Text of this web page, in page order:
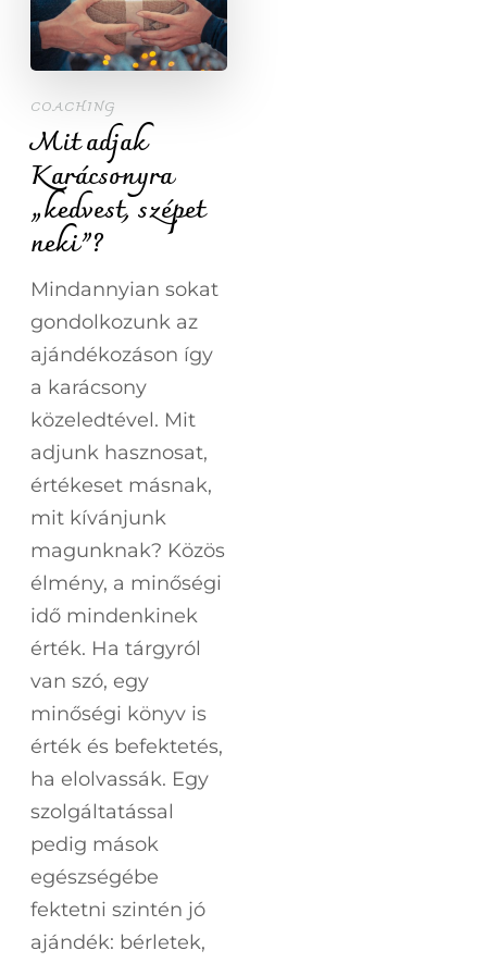
COACHING
Mit adjak
Karácsonyra
„kedvest, szépet
neki”?
Mindannyian sokat
gondolkozunk az
ajándékozáson így
a karácsony
közeledtével. Mit
adjunk hasznosat,
értékeset másnak,
mit kívánjunk
magunknak? Közös
élmény, a minőségi
idő mindenkinek
érték. Ha tárgyról
van szó, egy
minőségi könyv is
érték és befektetés,
ha elolvassák. Egy
szolgáltatással
pedig mások
egészségébe
fektetni szintén jó
ajándék: bérletek,